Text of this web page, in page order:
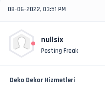
08-06-2022, 03:51 PM
nullsix
Posting Freak
Deko Dekor Hizmetleri